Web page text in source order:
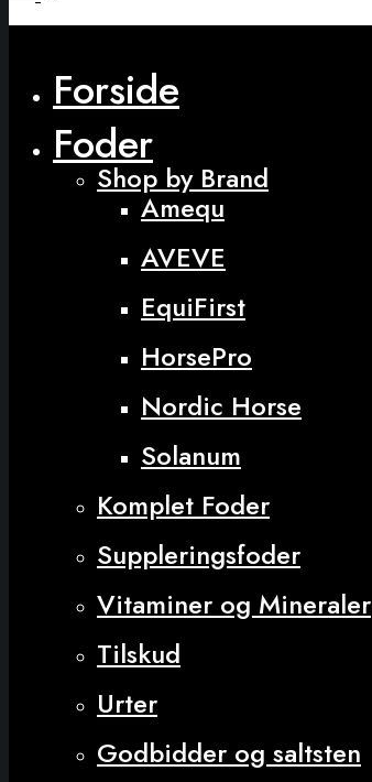
Forside
Foder
Shop by Brand
Amequ
AVEVE
EquiFirst
HorsePro
Nordic Horse
Solanum
Komplet Foder
Suppleringsfoder
Vitaminer og Mineraler
Tilskud
Urter
Godbidder og saltsten